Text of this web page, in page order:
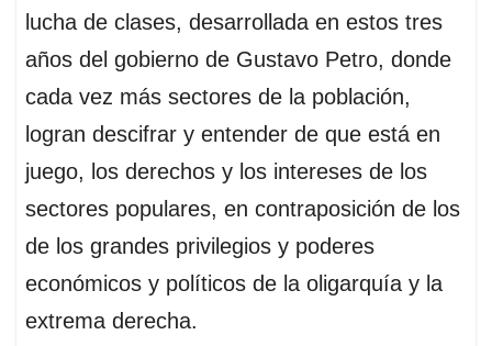
lucha de clases, desarrollada en estos tres
años del gobierno de Gustavo Petro, donde
cada vez más sectores de la población,
logran descifrar y entender de que está en
juego, los derechos y los intereses de los
sectores populares, en contraposición de los
de los grandes privilegios y poderes
económicos y políticos de la oligarquía y la
extrema derecha.